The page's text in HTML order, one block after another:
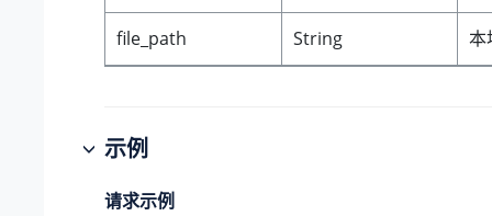
file_path String 本
示例
请求示例